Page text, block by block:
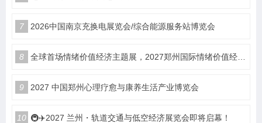
7 2026中国南京充换电展览会/综合能源服务站博览会
8 全球首场情绪价值经济主题展，2027郑州国际情绪价值经济博览会
9 2027 中国郑州心理疗愈与康养生活产业博览会
10 🚇✈️2027 兰州・轨道交通与低空经济展览会即将启幕！